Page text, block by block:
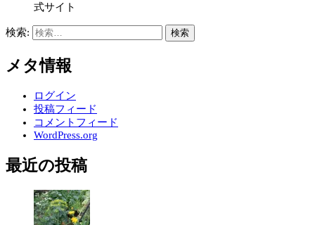
式サイト
検索:
メタ情報
ログイン
投稿フィード
コメントフィード
WordPress.org
最近の投稿